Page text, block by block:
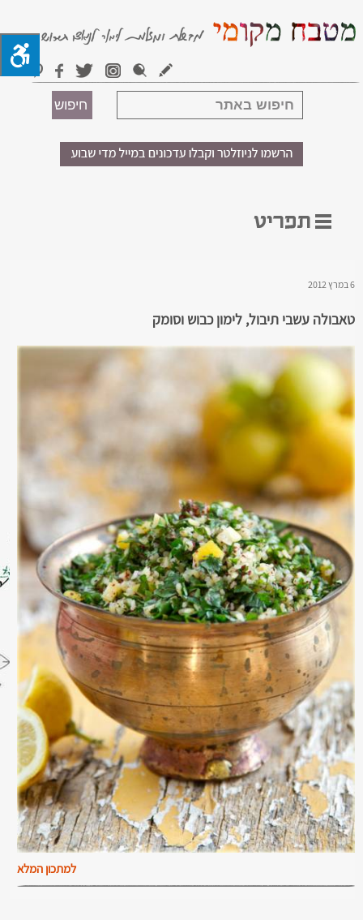
6 במרץ 2012
טאבולה עשבי תיבול, לימון כבוש וסומק
למתכון המלא